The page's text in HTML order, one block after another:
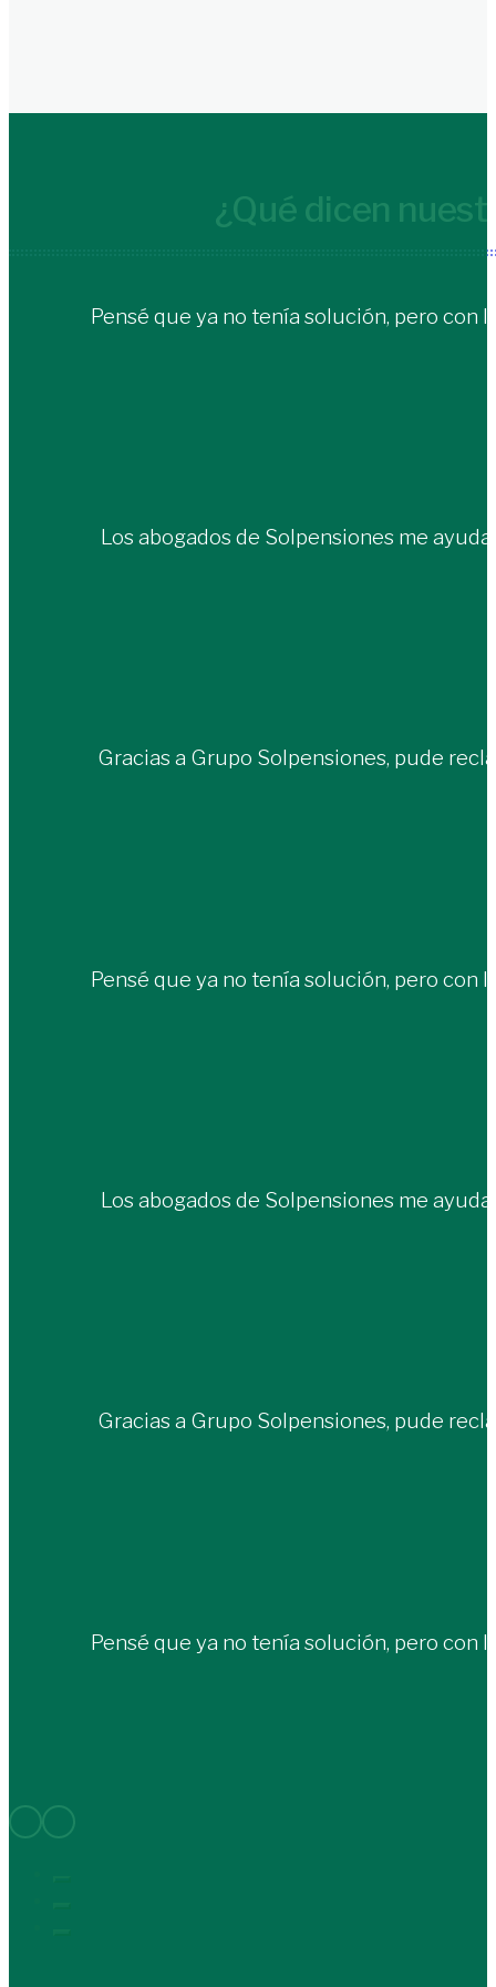
Inscripción de Proveedores y Contratistas
¿Qué dicen
Pensé que ya no tenía solución, pero con
Los abogados de Solpensiones me
Gracias a Grupo Solpensiones, pude
Pensé que ya no tenía solución, pero con
Los abogados de Solpensiones me
Gracias a Grupo Solpensiones, pude
Pensé que ya no tenía solución, pero con